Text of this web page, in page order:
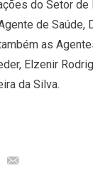
do Setor de
de Saúde,
as
Elzenir
da Silva.